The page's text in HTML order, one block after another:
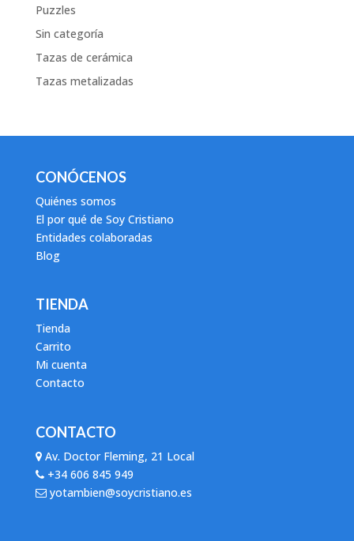
Puzzles
Sin categoría
Tazas de cerámica
Tazas metalizadas
CONÓCENOS
Quiénes somos
El por qué de Soy Cristiano
Entidades colaboradas
Blog
TIENDA
Tienda
Carrito
Mi cuenta
Contacto
CONTACTO
Av. Doctor Fleming, 21 Local
+34 606 845 949
yotambien@soycristiano.es